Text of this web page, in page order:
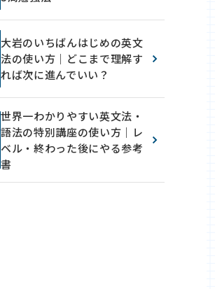
大岩のいちばんはじめの英文
法の使い方｜どこまで理解す
れば次に進んでいい？
世界一わかりやすい英文法・
語法の特別講座の使い方｜レ
ベル・終わった後にやる参考
書